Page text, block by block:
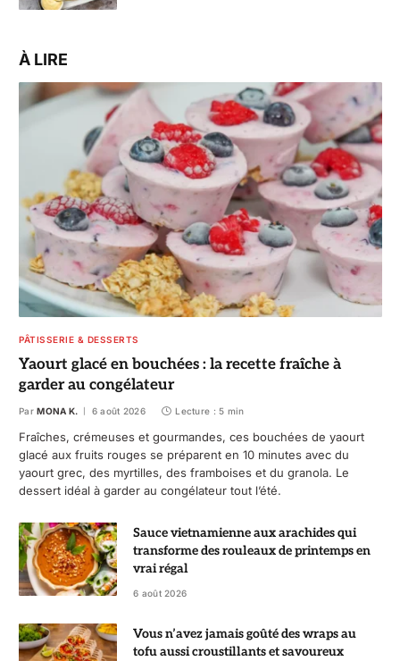
À LIRE
PÂTISSERIE & DESSERTS
Yaourt glacé en bouchées : la recette fraîche à
garder au congélateur
Par MONA K. 6 août 2026 Lecture : 5 min
Fraîches, crémeuses et gourmandes, ces bouchées de yaourt
glacé aux fruits rouges se préparent en 10 minutes avec du
yaourt grec, des myrtilles, des framboises et du granola. Le
dessert idéal à garder au congélateur tout l’été.
Sauce vietnamienne aux arachides qui
transforme des rouleaux de printemps en
vrai régal
6 août 2026
Vous n’avez jamais goûté des wraps au
tofu aussi croustillants et savoureux